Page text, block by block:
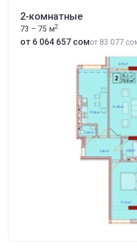
2-комнатные
73 – 75 м2
от ‍6 064 657 сомот ‍83 077